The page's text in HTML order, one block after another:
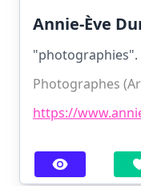
Annie-Ève
"photographies".
Photographes
https://